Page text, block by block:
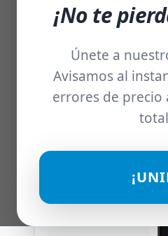
¡No te
Únete a
Avisamos al
errores de precio